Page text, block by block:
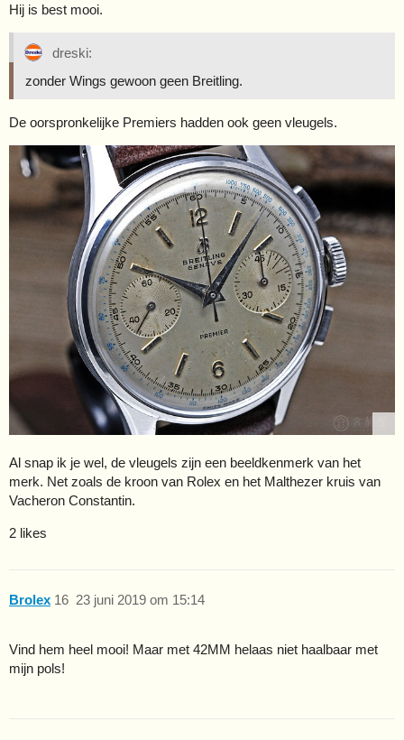
Hij is best mooi.
dreski:
zonder Wings gewoon geen Breitling.
De oorspronkelijke Premiers hadden ook geen vleugels.
Al snap ik je wel, de vleugels zijn een beeldkenmerk van het
merk. Net zoals de kroon van Rolex en het Malthezer kruis van
Vacheron Constantin.
2 likes
Brolex 23 juni 2019 om 15:14
16
Vind hem heel mooi! Maar met 42MM helaas niet haalbaar met
mijn pols!